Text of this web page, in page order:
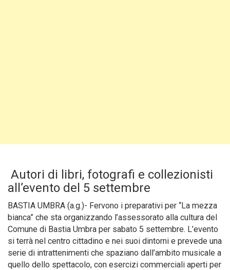
Autori di libri, fotografi e collezionisti
all’evento del 5 settembre
BASTIA UMBRA (a.g.)- Fervono i preparativi per “La mezza
bianca” che sta organizzando l’assessorato alla cultura del
Comune di Bastia Umbra per sabato 5 settembre. L’evento
si terrà nel centro cittadino e nei suoi dintorni e prevede una
serie di intrattenimenti che spaziano dall’ambito musicale a
quello dello spettacolo, con esercizi commerciali aperti per